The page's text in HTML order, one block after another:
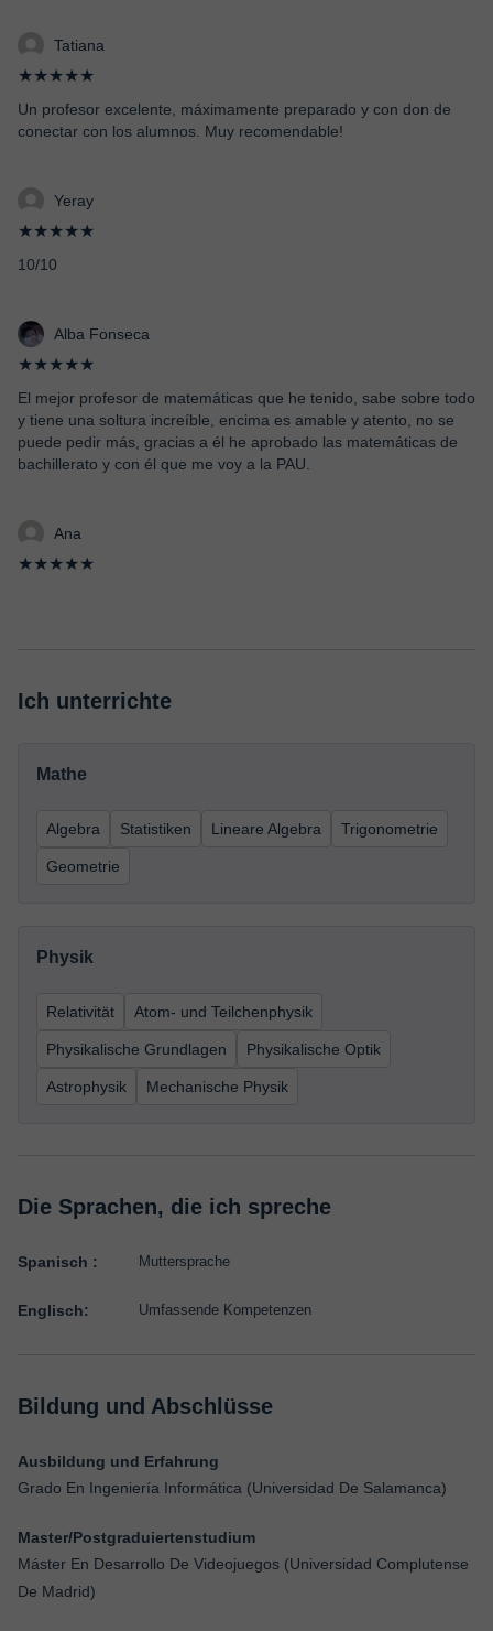
Tatiana
★★★★★
Un profesor excelente, máximamente preparado y con don de
conectar con los alumnos. Muy recomendable!
Yeray
★★★★★
10/10
Alba Fonseca
★★★★★
El mejor profesor de matemáticas que he tenido, sabe sobre todo
y tiene una soltura increíble, encima es amable y atento, no se
puede pedir más, gracias a él he aprobado las matemáticas de
bachillerato y con él que me voy a la PAU.
Ana
★★★★★
Ich unterrichte
Mathe
Algebra Statistiken Lineare Algebra Trigonometrie
Geometrie
Physik
Relativität Atom- und Teilchenphysik
Physikalische Grundlagen Physikalische Optik
Astrophysik Mechanische Physik
Die Sprachen, die ich spreche
Spanisch : Muttersprache
Englisch: Umfassende Kompetenzen
Bildung und Abschlüsse
Ausbildung und Erfahrung
Grado En Ingeniería Informática (Universidad De Salamanca)
Master/Postgraduiertenstudium
Máster En Desarrollo De Videojuegos (Universidad Complutense
De Madrid)